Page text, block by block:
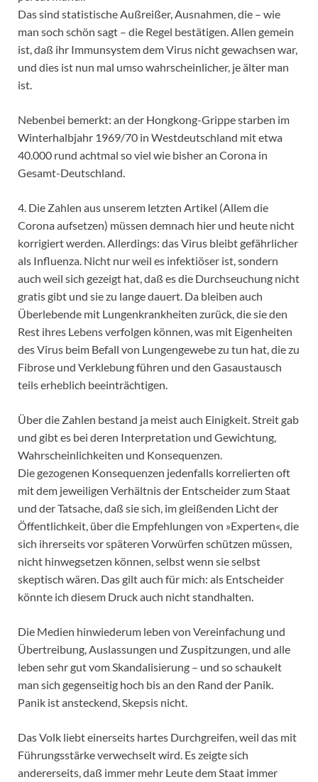
Das sind statistische Außreißer, Ausnahmen, die – wie
man soch schön sagt – die Regel bestätigen. Allen gemein
ist, daß ihr Immunsystem dem Virus nicht gewachsen war,
und dies ist nun mal umso wahrscheinlicher, je älter man
ist.
Nebenbei bemerkt: an der Hongkong-Grippe starben im
Winterhalbjahr 1969/70 in Westdeutschland mit etwa
40.000 rund achtmal so viel wie bisher an Corona in
Gesamt-Deutschland.
4. Die Zahlen aus unserem letzten Artikel (Allem die
Corona aufsetzen) müssen demnach hier und heute nicht
korrigiert werden. Allerdings: das Virus bleibt gefährlicher
als Influenza. Nicht nur weil es infektiöser ist, sondern
auch weil sich gezeigt hat, daß es die Durchseuchung nicht
gratis gibt und sie zu lange dauert. Da bleiben auch
Überlebende mit Lungenkrankheiten zurück, die sie den
Rest ihres Lebens verfolgen können, was mit Eigenheiten
des Virus beim Befall von Lungengewebe zu tun hat, die zu
Fibrose und Verklebung führen und den Gasaustausch
teils erheblich beeinträchtigen.
Über die Zahlen bestand ja meist auch Einigkeit. Streit gab
und gibt es bei deren Interpretation und Gewichtung,
Wahrscheinlichkeiten und Konsequenzen.
Die gezogenen Konsequenzen jedenfalls korrelierten oft
mit dem jeweiligen Verhältnis der Entscheider zum Staat
und der Tatsache, daß sie sich, im gleißenden Licht der
Öffentlichkeit, über die Empfehlungen von »Experten«, die
sich ihrerseits vor späteren Vorwürfen schützen müssen,
nicht hinwegsetzen können, selbst wenn sie selbst
skeptisch wären. Das gilt auch für mich: als Entscheider
könnte ich diesem Druck auch nicht standhalten.
Die Medien hinwiederum leben von Vereinfachung und
Übertreibung, Auslassungen und Zuspitzungen, und alle
leben sehr gut vom Skandalisierung – und so schaukelt
man sich gegenseitig hoch bis an den Rand der Panik.
Panik ist ansteckend, Skepsis nicht.
Das Volk liebt einerseits hartes Durchgreifen, weil das mit
Führungsstärke verwechselt wird. Es zeigte sich
andererseits, daß immer mehr Leute dem Staat immer